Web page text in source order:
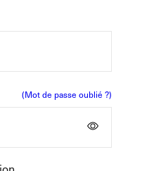
(Mot de passe oublié ?)